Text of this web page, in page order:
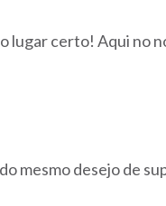
lugar certo! Aqui no
mesmo desejo de